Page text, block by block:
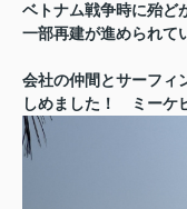
ベトナム戦争時に殆ど
一部再建が進められて
会社の仲間とサーフィ
しめました！ ミーケ